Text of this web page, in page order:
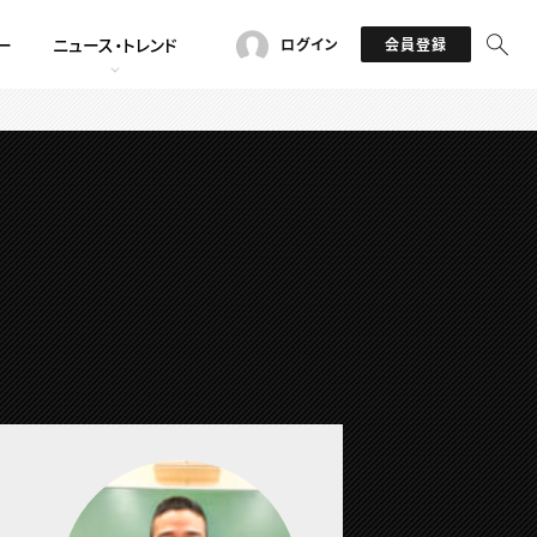
ニュース・トレンド ログイン 会員登録